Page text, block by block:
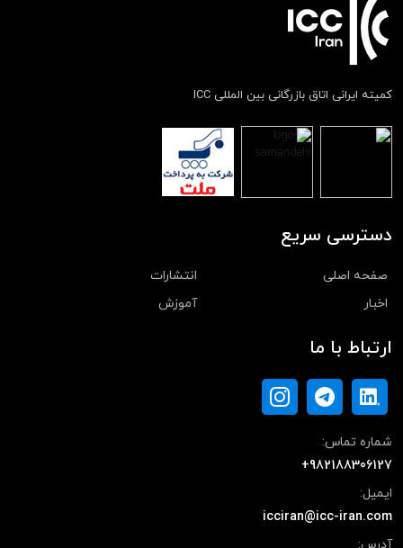
کمیته ایرانی اتاق بازرگانی بین المللی ICC
دسترسی سریع
صفحه اصلی
انتشارات
اخبار
آموزش
ارتباط با ما
شماره تماس:
+982188306127
ایمیل:
icciran@icc-iran.com